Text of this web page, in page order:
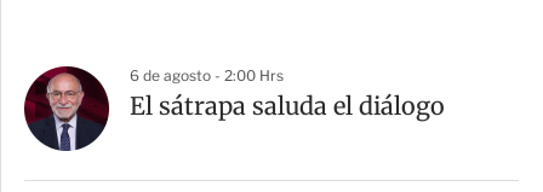
6 de agosto - 2:00 Hrs
El sátrapa saluda el diálogo